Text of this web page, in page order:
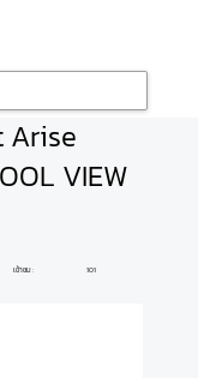
Arise
VIEW
เข้าชม : 101